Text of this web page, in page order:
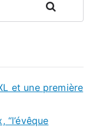
Rechercher
et une première
“l’évêque